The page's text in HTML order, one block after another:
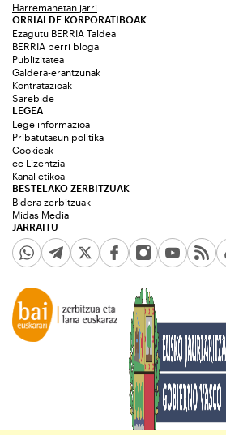
Harremanetan jarri
ORRIALDE KORPORATIBOAK
Ezagutu BERRIA Taldea
BERRIA berri bloga
Publizitatea
Galdera-erantzunak
Kontratazioak
Sarebide
JARRAITU
LEGEA
Lege informazioa
Pribatutasun politika
Cookieak
cc Lizentzia
Kanal etikoa
BESTELAKO ZERBITZUAK
Bidera zerbitzuak
Midas Media